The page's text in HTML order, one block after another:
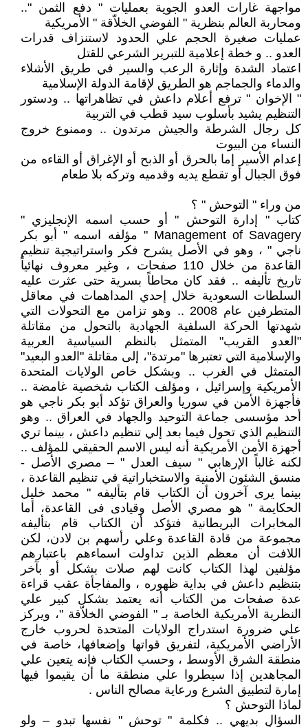
مواجهة غارات العدو الجوية بعمليات " دفع الثمن "..
ومحاربة العالم بنظرية " الفوضي الخلاّقة " الأمريكية
عمليات صغيرة الحجم علي الحدود لاستنزاف قدرات
العدو .. و خطة إعلامية للتبرير الشرعي للقتل
اعتماد الشدة وإثارة الرعب والسير في طريق الأشلاء
والدماء والجماجم هو الطريق لإقامة الدولة الإسلامية
" الإخوان " ترفع أعلام داعش في تظاهراتها .. ودستور
التنظيم يشيد بأسلوب سيد قطب في التربية
كل رجال الشرطة والجيش مرتدون .. وممنوع خروج
النساء من البيوت
إعدام الأسير إما بالحرق أو الذبح أو الإغراق أو القاءه من
فوق الجبال أو تقطع يديه وقدميه وتركه بلا طعام
من وراء " التوحش " ؟
كتاب " إدارة التوحش " أو حسب اسمه الإنجليزي "
Management of Savagery " مؤلفه اسمه " أبو بكر
ناجي " ، وهو في الأصل يشرح فكر واستراتيجية تنظيم
القاعدة من خلال 110 صفحات ، وغير معروف نهائياً
تاريخ تأليفه .. فقد كان محاطاً بسرية حتى عثرت عليه
السلطات السعودية خلال إحدي المداهمات في معاقل
المتطرفين عام 2008 .. وهو تزامن مع التحولات التي
شهدتها الحركة السلفية الجهادية بالتحول من مقاتلة
"العدو القريب" المتمثل بالنظم السياسية العربية
والإسلامية التي تعتبرها "مرتدة"، إلى مقاتلة "العدو البعيد"
المتمثل في الغرب .. وبشكل خاص الولايات المتحدة
الأمريكية وإسرائيل ، ومؤلف الكتاب شخصية غامضة ..
فأجهزة الأمن في سوريا والعراق تؤكد أبو بكر ناجي هو
أحد مؤسسى جماعة التوحيد والجهاد في العراق .. وهو
التنظيم الذي تحول فيما بعد إلي تنظيم داعش ، بينما تري
أجهزة الأمن الأمريكية أنه ليس الاسم الحقيقي للمؤلف ..
لكنه غالباً الإرهابي " سيف العدل " – مصري الأصل -
منسق الشئون الأمنية والاستخباراتية في تنظيم القاعدة ،
بينما يرى آخرون أن الكتاب قام بتأليفه " محمد خليل
الحكايمة " هو مصري الأصل وقيادى فى القاعدة، أما
المخابرات البريطانية فتؤكد أن الكتاب قام بتأليفه
مجموعة من قادة القاعدة وعلي رأسهم بن لادن، لكن
اللافت أن معظم الذين تداولت اسماءهم باعتبارهم
مؤلفين لهذا الكتاب كانت لهم صلات بشكل أو بآخر
بتنظيم داعش في بداية ظهوره ، والمفاجأة عقب قراءة
عدة صفحات من الكتاب أنه يعتمد بشكل كبير علي
النظرية الأمريكية الخاصة بـ " الفوضي الخلاّقة "، ويركز
علي ضرورة استدراج الولايات المتحدة لحروب خارج
الأراضي الأمريكية، لتفريق قواتها وإضعافها، خاصة في
منطقة الشرق الأوسط ، وحسب الكتاب فإنه يتعين علي
المجاهدين إذا سيطروا علي منطقة ما أن يقيموا فيها
إمارة لتطبيق الشرع ورعاية مصالح الناس .
لماذا التوحش ؟
السؤال بديهي .. فكلمة " توحش " نفسها تبدو – ولو